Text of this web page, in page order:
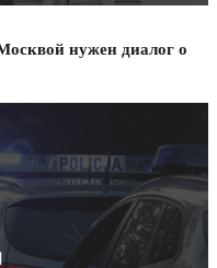
нужен диалог о